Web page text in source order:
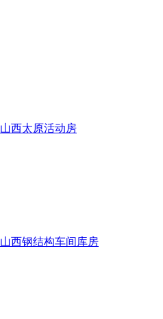
山西太原活动房
山西钢结构车间库房